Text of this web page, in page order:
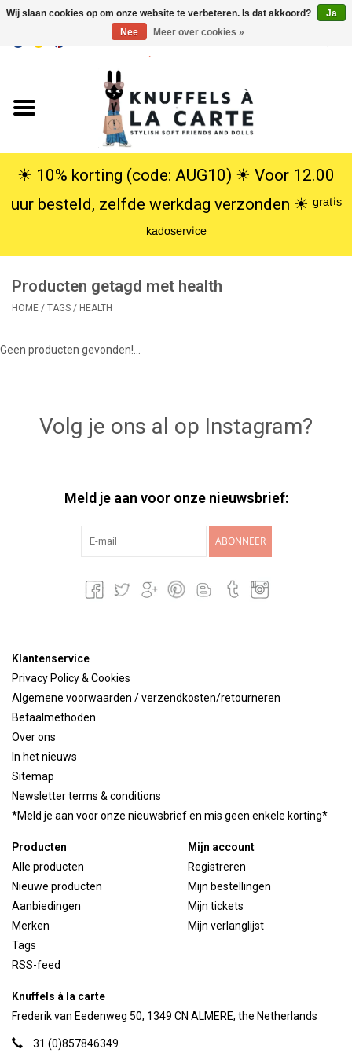
USD
Knuffels
Poppen
SALE
Merken
☀︎ 10% korting (code: AUG10) ☀︎ Voor 12.00
uur besteld, zelfde werkdag verzonden ☀︎ ᵍʳᵃᵗⁱˢ
ᵏᵃᵈᵒˢᵉʳᵛⁱᶜᵉ
Producten getagd met health
HOME / TAGS / HEALTH
Geen producten gevonden!...
Volg je ons al op Instagram?
Meld je aan voor onze nieuwsbrief:
ABONNEER
Klantenservice
Privacy Policy & Cookies
Algemene voorwaarden / verzendkosten/retourneren
Betaalmethoden
Over ons
In het nieuws
Sitemap
Newsletter terms & conditions
*Meld je aan voor onze nieuwsbrief en mis geen enkele korting*
Producten
Alle producten
Nieuwe producten
Aanbiedingen
Merken
Tags
RSS-feed
Mijn account
Registreren
Mijn bestellingen
Mijn tickets
Mijn verlanglijst
Knuffels à la carte
Frederik van Eedenweg 50, 1349 CN ALMERE, the Netherlands
31 (0)857846349
Wij slaan cookies op om onze website te verbeteren. Is dat akkoord?
Ja
Nee
Meer over cookies »